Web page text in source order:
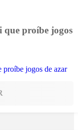
que proíbe jogos